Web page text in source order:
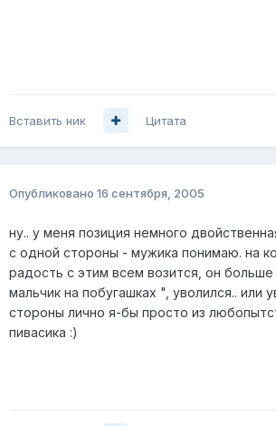
Вставить ник Цитата
Опубликовано 16 сентября, 2005
ну.. у меня позиция немного
с одной стороны - мужика понимаю. на
радость с этим всем возится, он
мальчик на побугашках ", уволился.. или
стороны лично я-бы просто из
пивасика :)